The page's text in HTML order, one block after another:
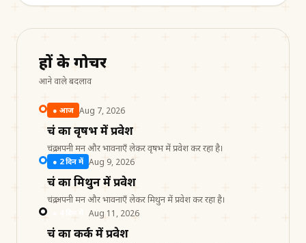
ग्रहों के गोचर
आने वाले बदलाव
● आज Aug 7, 2026
चंद्र का वृषभ में प्रवेश
चंद्र अपनी मन और भावनाएँ लेकर वृषभ में प्रवेश कर रहा है।
● 2 दिन में Aug 9, 2026
चंद्र का मिथुन में प्रवेश
चंद्र अपनी मन और भावनाएँ लेकर मिथुन में प्रवेश कर रहा है।
Aug 11, 2026
चंद्र का कर्क में प्रवेश